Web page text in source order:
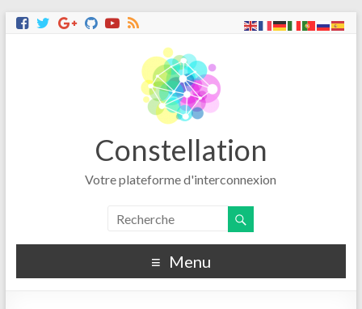
Constellation
Votre plateforme d'interconnexion
Menu